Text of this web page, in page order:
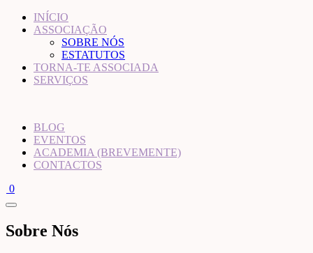
INÍCIO
ASSOCIAÇÃO
SOBRE NÓS
ESTATUTOS
TORNA-TE ASSOCIADA
SERVIÇOS
BLOG
EVENTOS
ACADEMIA (BREVEMENTE)
CONTACTOS
0
Sobre Nós